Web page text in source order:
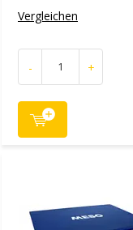
Vergleichen
- +